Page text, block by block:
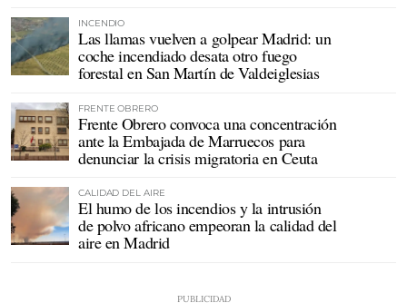
INCENDIO
Las llamas vuelven a golpear Madrid: un
coche incendiado desata otro fuego
forestal en San Martín de Valdeiglesias
FRENTE OBRERO
Frente Obrero convoca una concentración
ante la Embajada de Marruecos para
denunciar la crisis migratoria en Ceuta
CALIDAD DEL AIRE
El humo de los incendios y la intrusión
de polvo africano empeoran la calidad del
aire en Madrid